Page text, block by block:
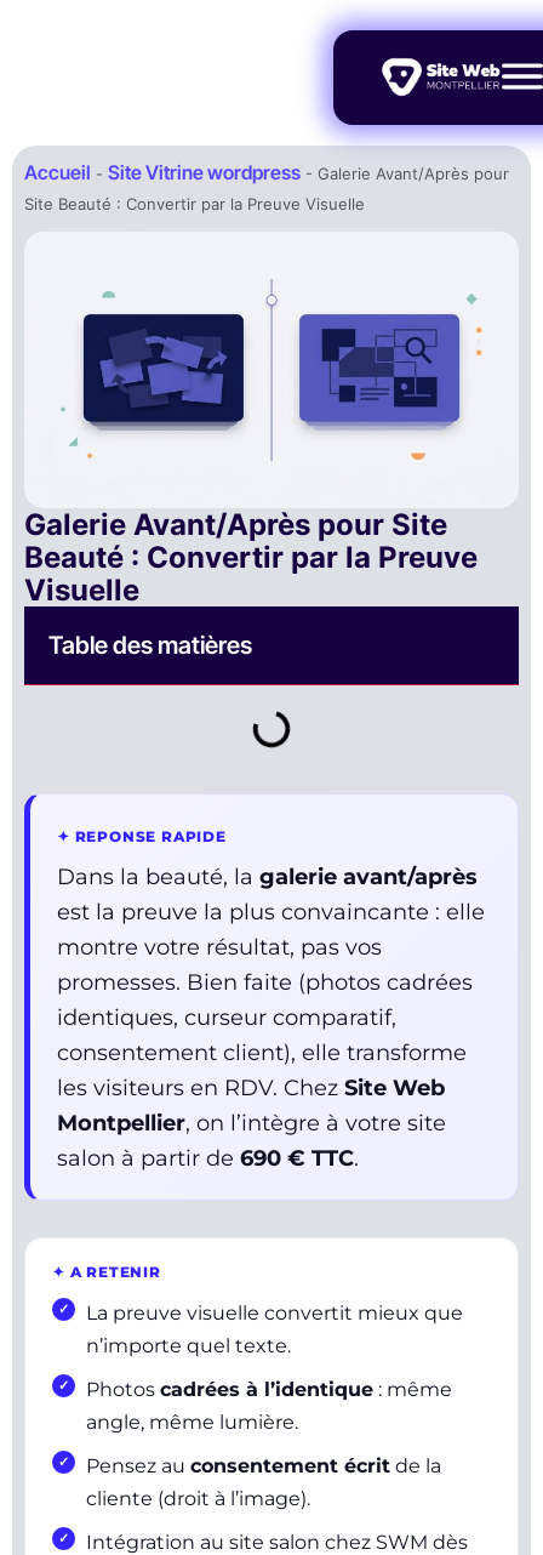
Accueil - Site Vitrine wordpress - Galerie Avant/Après pour
Site Beauté : Convertir par la Preuve Visuelle
Galerie Avant/Après pour Site
Beauté : Convertir par la Preuve
Visuelle
Table des matières
✦ REPONSE RAPIDE
Dans la beauté, la galerie avant/après
est la preuve la plus convaincante : elle
montre votre résultat, pas vos
promesses. Bien faite (photos cadrées
identiques, curseur comparatif,
consentement client), elle transforme
les visiteurs en RDV. Chez Site Web
Montpellier, on l’intègre à votre site
salon à partir de 690 € TTC.
✦ A RETENIR
La preuve visuelle convertit mieux que
n’importe quel texte.
Photos cadrées à l’identique : même
angle, même lumière.
Pensez au consentement écrit de la
cliente (droit à l’image).
Intégration au site salon chez SWM dès